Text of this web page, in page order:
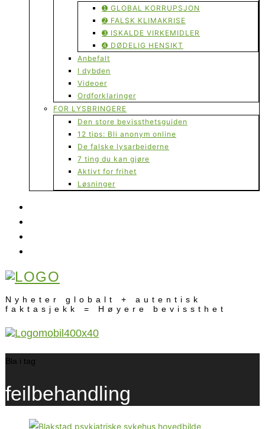
➊ GLOBAL KORRUPSJON
➋ FALSK KLIMAKRISE
➌ ISKALDE VIRKEMIDLER
➍ DØDELIG HENSIKT
Anbefalt
I dybden
Videoer
Ordforklaringer
FOR LYSBRINGERE
Den store bevissthetsguiden
12 tips: Bli anonym online
De falske lysarbeiderne
7 ting du kan gjøre
Aktivt for frihet
Løsninger
Nyheter globalt + autentisk
faktasjekk = Høyere bevissthet
Bla i tag
feilbehandling